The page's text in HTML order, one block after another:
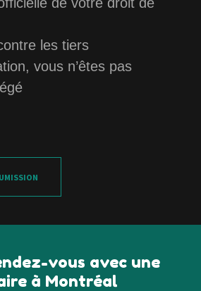
les tiers
vous n’êtes pas
vous avec une
à Montréal